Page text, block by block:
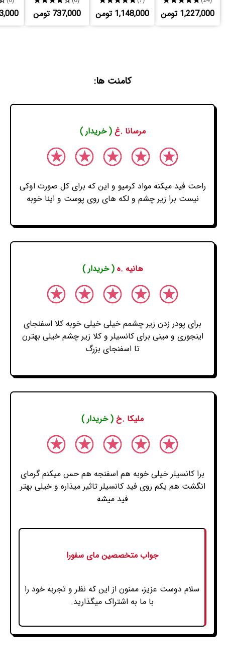
1,227,000 تومن 1,148,000 تومن 737,000 تومن
کامنت ها:
مرسانا .غ( خریدار )
راحت فید میکنه مواد کرمیو و این که برای کل صورت اوکی
نیست برا زیر چشم و لکه های روی پوست و اینا خوبه
هانیه .ه( خریدار )
برای پودر زدن زیر چشمم خیلی خیلی خوبه کلا اسفنجای
اینجوری و مینی برای کانسیلر و کلا زیر چشم خیلی بهترن
تا اسفنجای بزرگ
ملیکا .خ ( خریدار )
برا کانسیلر خیلی خوبه هم اسفنجه هم حس میکنم گرمای
انگشت هم یکم روی فید کانسیلر تاثیر میذاره و خیلی بهتر
فید میشه
جواب متخصصین مای سفورا
سلام دوست عزیز، ممنون از این که نظر و تجربه خود را
با ما به اشتراک میگذارید.